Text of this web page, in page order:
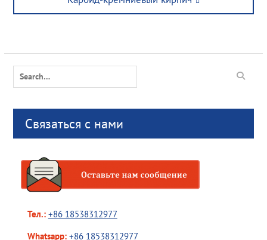
post:
Search
Связаться с нами
Тел.: +86 18538312977
Whatsapp: +86 18538312977